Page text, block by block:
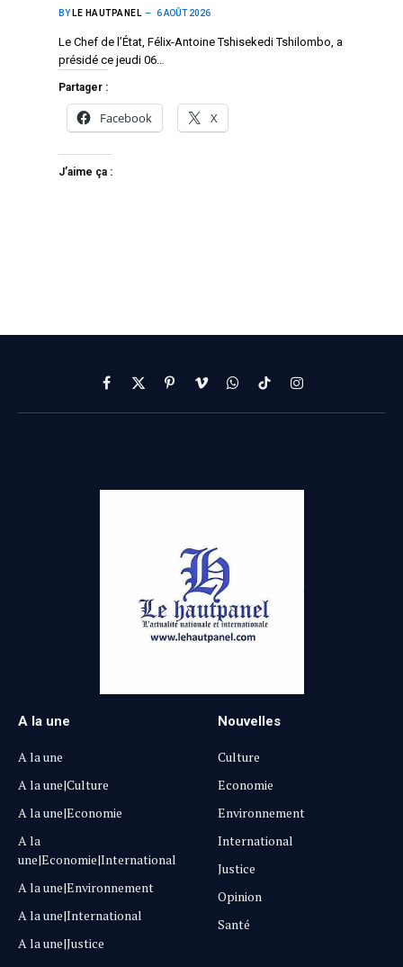
BY LE HAUTPANEL 6 AOÛT 2026
Le Chef de l’État, Félix-Antoine Tshisekedi Tshilombo, a
présidé ce jeudi 06…
Partager :
Facebook X
J’aime ça :
Facebook
X
(Twitter)
PinterestVimeoWhatsApp
TikTokInstagram
A la une
A la une
A la une|Culture
A la une|Economie
A la
une|Economie|International
A la une|Environnement
A la une|International
A la une|Justice
Nouvelles
Culture
Economie
Environnement
International
Justice
Opinion
Santé